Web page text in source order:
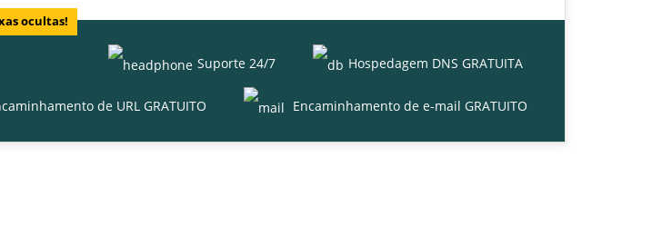
ocultas!
Suporte 24/7 Hospedagem DNS GRATUITA
de URL GRATUITO Encaminhamento de e-mail GRATUITO